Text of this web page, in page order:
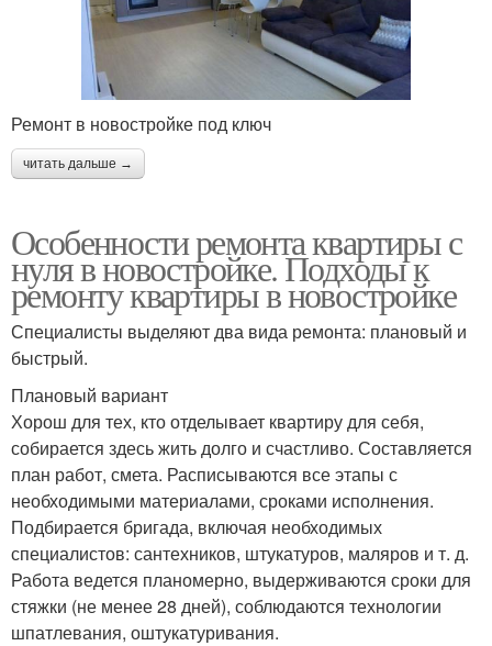
Ремонт в новостройке под ключ
читать дальше →
Особенности ремонта квартиры с
нуля в новостройке. Подходы к
ремонту квартиры в новостройке
Специалисты выделяют два вида ремонта: плановый и
быстрый.
Плановый вариант
Хорош для тех, кто отделывает квартиру для себя,
собирается здесь жить долго и счастливо. Составляется
план работ, смета. Расписываются все этапы с
необходимыми материалами, сроками исполнения.
Подбирается бригада, включая необходимых
специалистов: сантехников, штукатуров, маляров и т. д.
Работа ведется планомерно, выдерживаются сроки для
стяжки (не менее 28 дней), соблюдаются технологии
шпатлевания, оштукатуривания.